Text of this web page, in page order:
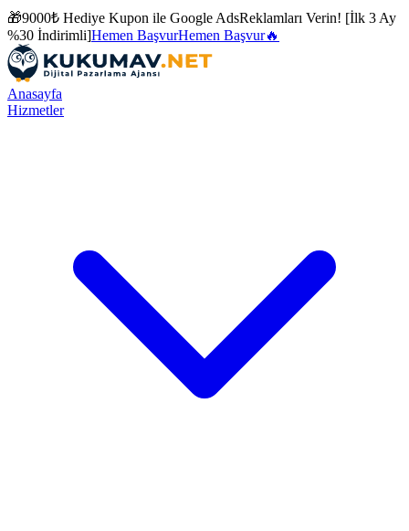
🎁9000₺ Hediye Kupon ile Google AdsReklamları Verin! [İlk 3 Ay
%30 İndirimli]Hemen BaşvurHemen Başvur🔥
Anasayfa
Hizmetler